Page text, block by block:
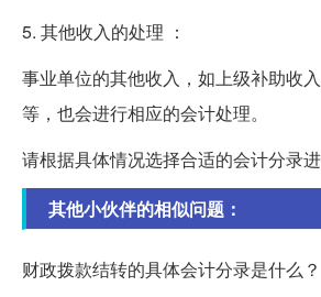
5. 其他收入的处理 ：
事业单位的其他收入，如上级补助收
等，也会进行相应的会计处理。
请根据具体情况选择合适的会计分录进
其他小伙伴的相似问题：
财政拨款结转的具体会计分录是什么？